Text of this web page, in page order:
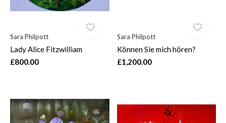
Sara Philpott
Lady Alice Fitzwilliam
£800.00
Sara Philpott
Können Sie mich hören?
£1,200.00